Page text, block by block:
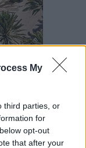
My
third parties, or
for
opt-out
that after your